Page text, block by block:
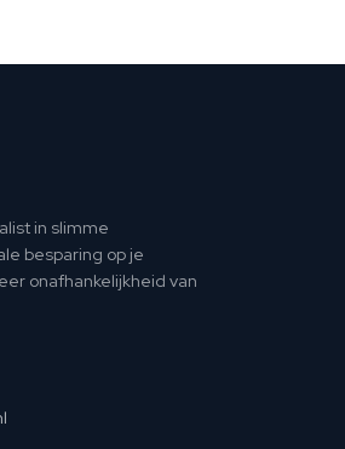
in slimme
besparing op je
onafhankelijkheid van